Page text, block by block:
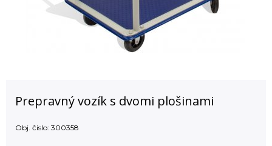
Prepravný vozík s dvomi plošinami
Obj. čislo: 300358